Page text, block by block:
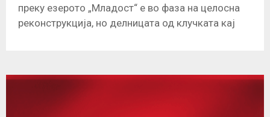
преку езерото „Младост“ е во фаза на целосна
реконструкција, но делницата од клучката кај